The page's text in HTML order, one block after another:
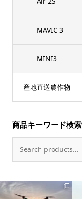
MAVIC 3
MINI3
産地直送農作物
商品キーワード検索